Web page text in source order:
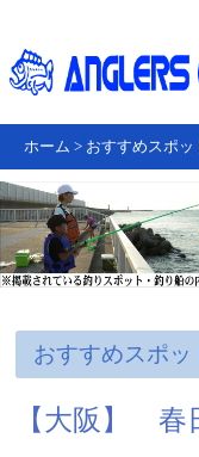
ホーム > おすすめスポッ
おすすめスポッ
【大阪】 春